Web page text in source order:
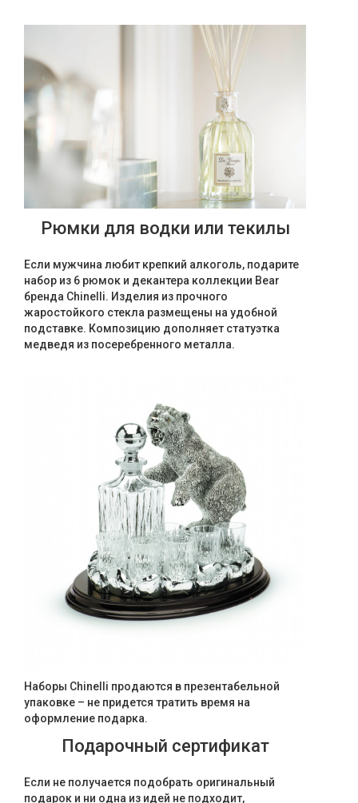
Рюмки для водки или текилы
Если мужчина любит крепкий алкоголь, подарите
набор из 6 рюмок и декантера коллекции Bear
бренда Chinelli. Изделия из прочного
жаростойкого стекла размещены на удобной
подставке. Композицию дополняет статуэтка
медведя из посеребренного металла.
Наборы Chinelli продаются в презентабельной
упаковке – не придется тратить время на
оформление подарка.
Подарочный сертификат
Если не получается подобрать оригинальный
подарок и ни одна из идей не подходит,